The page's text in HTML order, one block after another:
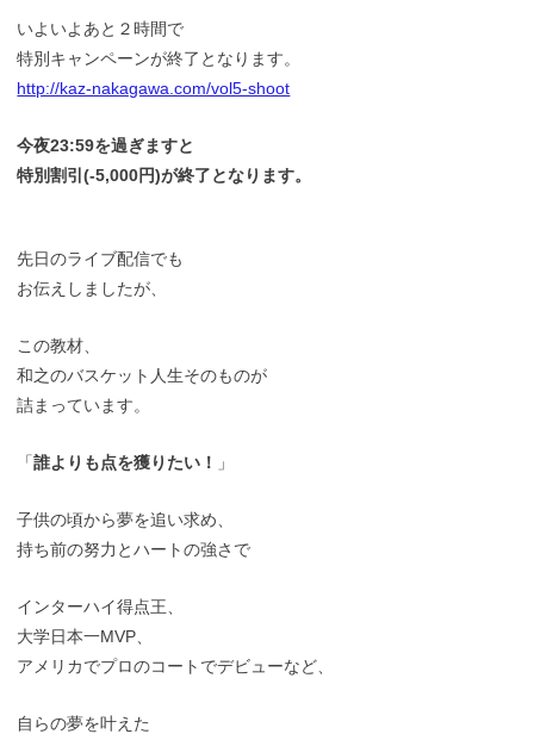
いよいよあと２時間で
特別キャンペーンが終了となります。
http://kaz-nakagawa.com/vol5-shoot
今夜23:59を過ぎますと
特別割引(-5,000円)が終了となります。
先日のライブ配信でも
お伝えしましたが、
この教材、
和之のバスケット人生そのものが
詰まっています。
「誰よりも点を獲りたい！ 」
子供の頃から夢を追い求め、
持ち前の努力とハートの強さで
インターハイ得点王、
大学日本一MVP、
アメリカでプロのコートでデビューなど、
自らの夢を叶えた